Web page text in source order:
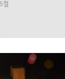
절